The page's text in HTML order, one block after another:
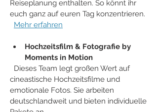
Reiseplanung enthalten. So könnt ihr
euch ganz auf euren Tag konzentrieren.
Mehr erfahren
Hochzeitsfilm & Fotografie by
Moments in Motion
cineastische Hochzeitsfilme und
emotionale Fotos. Sie arbeiten
deutschlandweit und bieten individuelle